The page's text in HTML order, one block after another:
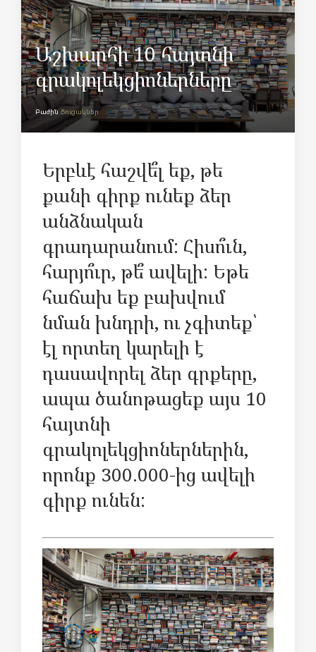
Աշխարհի 10 հայտնի
գրակոլեկցիոներները
Բաժին Ցուցակներ
Երբևէ հաշվե՞լ եք, թե
քանի գիրք ունեք ձեր
անձնական
գրադարանում: Հիսո՞ւն,
հարյո՞ւր, թե՞ ավելի: Եթե
հաճախ եք բախվում
նման խնդրի, ու չգիտեք՝
էլ որտեղ կարելի է
դասավորել ձեր գրքերը,
ապա ծանոթացեք այս 10
հայտնի
գրակոլեկցիոներներին,
որոնք 300.000-ից ավելի
գիրք ունեն: